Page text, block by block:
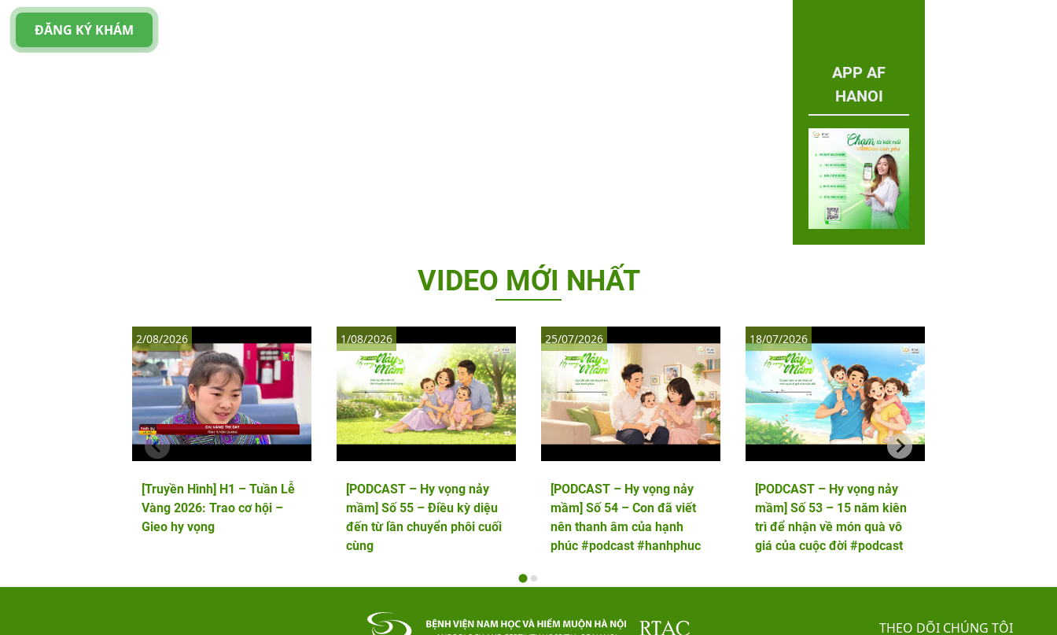
APP AF
HANOI
VIDEO MỚI NHẤT
[Truyền Hình] H1 – Tuần Lễ
Vàng 2026: Trao cơ hội –
Gieo hy vọng
2/08/2026
[PODCAST – Hy vọng nảy
mầm] Số 55 – Điều kỳ diệu
đến từ lần chuyển phôi cuối
cùng
1/08/2026
[PODCAST – Hy vọng nảy
mầm] Số 54 – Con đã viết
nên thanh âm của hạnh
phúc #podcast #hanhphuc
25/07/2026
[PODCAST – Hy vọng nảy
mầm] Số 53 – 15 năm kiên
trì để nhận về món quà vô
giá của cuộc đời #podcast
18/07/2026
THEO DÕI CHÚNG TÔI
ĐĂNG KÝ KHÁM